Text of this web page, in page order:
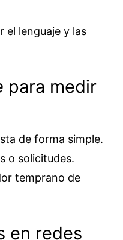
el lenguaje y las
para medir
de forma simple.
o solicitudes.
temprano de
en redes